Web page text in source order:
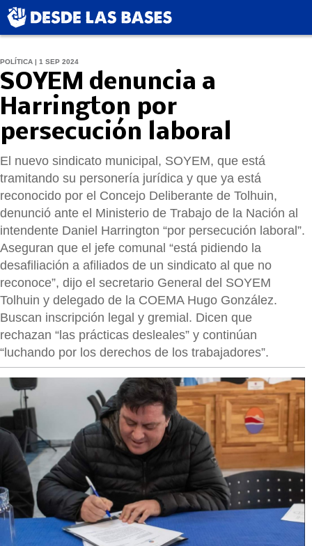
POLÍTICA | 1 SEP 2024
SOYEM denuncia a
Harrington por
persecución laboral
El nuevo sindicato municipal, SOYEM, que está
tramitando su personería jurídica y que ya está
reconocido por el Concejo Deliberante de Tolhuin,
denunció ante el Ministerio de Trabajo de la Nación al
intendente Daniel Harrington “por persecución laboral”.
Aseguran que el jefe comunal “está pidiendo la
desafiliación a afiliados de un sindicato al que no
reconoce”, dijo el secretario General del SOYEM
Tolhuin y delegado de la COEMA Hugo González.
Buscan inscripción legal y gremial. Dicen que
rechazan “las prácticas desleales” y continúan
“luchando por los derechos de los trabajadores”.